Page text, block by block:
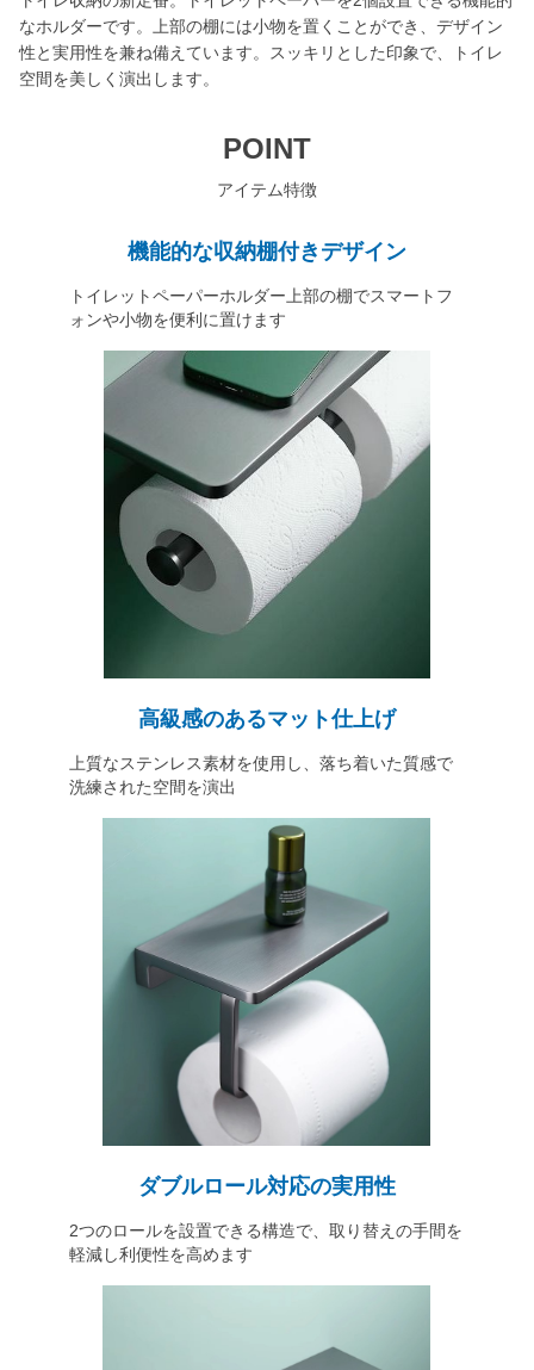
なホルダーです。上部の棚には小物を置くことができ、デザイン
性と実用性を兼ね備えています。スッキリとした印象で、トイレ
空間を美しく演出します。
POINT
アイテム特徴
機能的な収納棚付きデザイン
トイレットペーパーホルダー上部の棚でスマートフ
ォンや小物を便利に置けます
高級感のあるマット仕上げ
上質なステンレス素材を使用し、落ち着いた質感で
洗練された空間を演出
ダブルロール対応の実用性
2つのロールを設置できる構造で、取り替えの手間を
軽減し利便性を高めます